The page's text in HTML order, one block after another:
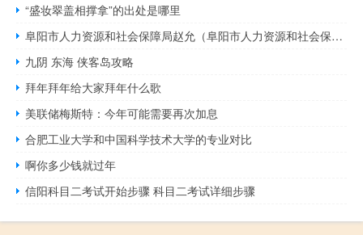
“盛妆翠盖相撑拿”的出处是哪里
阜阳市人力资源和社会保障局赵允（阜阳市人力资源和社会保障局）
九阴 东海 侠客岛攻略
拜年拜年给大家拜年什么歌
美联储梅斯特：今年可能需要再次加息
合肥工业大学和中国科学技术大学的专业对比
啊你多少钱就过年
信阳科目二考试开始步骤 科目二考试详细步骤